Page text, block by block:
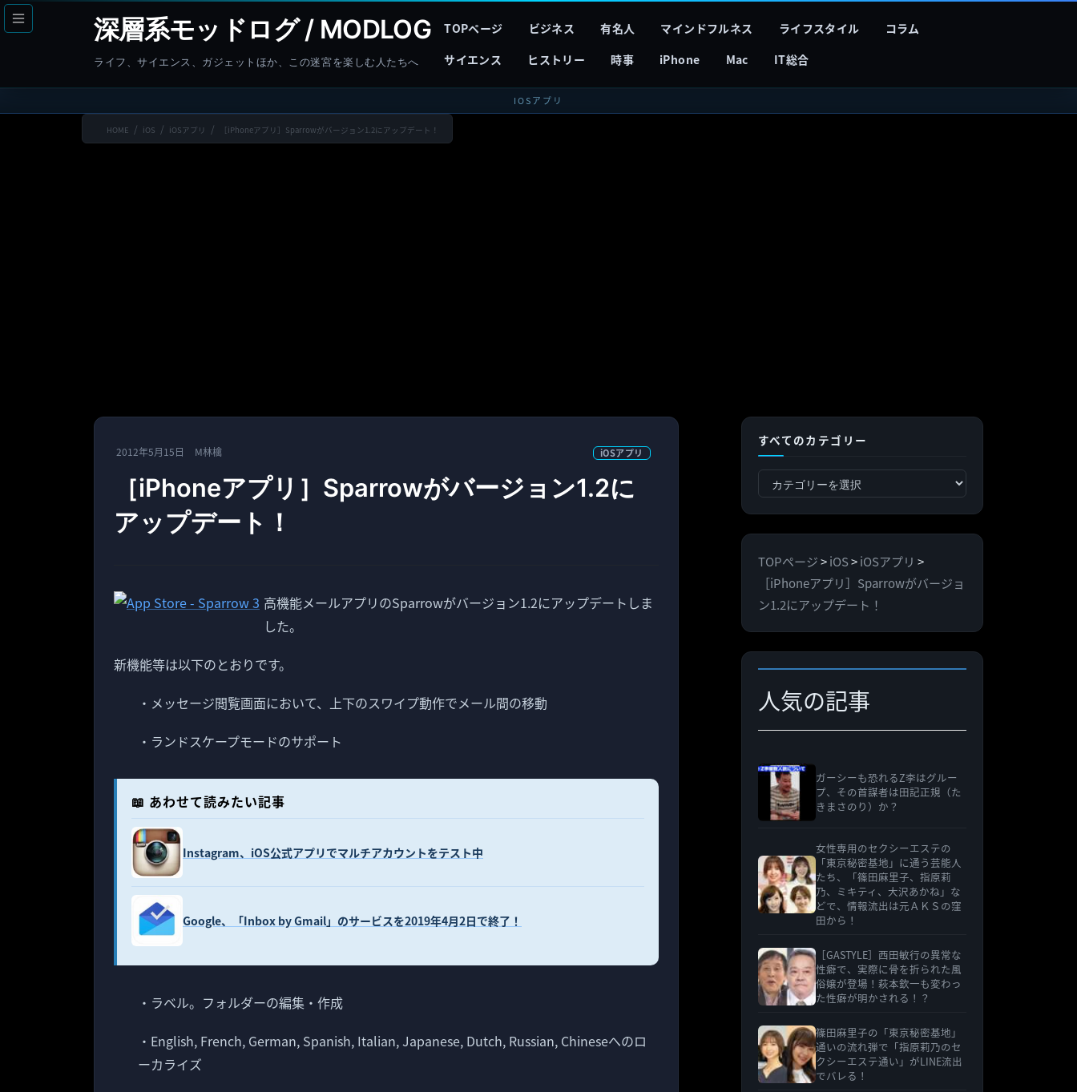
コ
ン
へ
ナ
ビ
ョ
深層系モッドログ / MODLOG
ライフ、サイエンス、ガジェットほか、この迷宮を楽しむ人たちへ
TOPページ ビジネス 有名人 マインドフルネス ライフスタイル
コラム
サイエンス
ヒストリー 時事 iPhone Mac IT総合
IOSアプリ
HOME iOS iOSアプリ ［iPhoneアプリ］Sparrowがバージョン1.2にアップデート！
2012年5月15日 M林檎 iOSアプリ
［iPhoneアプリ］Sparrowがバージョン1.2に
アップデート！
高機能メールアプリのSparrowがバージョン1.2にアップデートしま
した。
新機能等は以下のとおりです。
・メッセージ閲覧画面において、上下のスワイプ動作でメール間の移動
・ランドスケープモードのサポート
📖 あわせて読みたい記事
Instagram、iOS公式アプリでマルチアカウントをテスト中
Google、「Inbox by Gmail」のサービスを2019年4月2日で終了！
・ラベル。フォルダーの編集・作成
・English, French, German, Spanish, Italian, Japanese, Dutch, Russian, Chineseへのロ
ーカライズ
すべてのカテゴリー
べ
カ
テ
ゴ
リ
ー
TOPページ>iOS>iOSアプリ >
［iPhoneアプリ］Sparrowがバージョ
ン1.2にアップデート！
人気の記事
ガーシーも恐れるZ李はグルー
プ、その首謀者は田記正規（た
きまさのり）か？
女性専用のセクシーエステの
「東京秘密基地」に通う芸能人
たち、「篠田麻里子、指原莉
乃、ミキティ、大沢あかね」な
どで、情報流出は元ＡＫＳの窪
田から！
［GASTYLE］西田敏行の異常な
性癖で、実際に骨を折られた風
俗嬢が登場！萩本欽一も変わっ
た性癖が明かされる！？
篠田麻里子の「東京秘密基地」
通いの流れ弾で「指原莉乃のセ
クシーエステ通い」がLINE流出
でバレる！